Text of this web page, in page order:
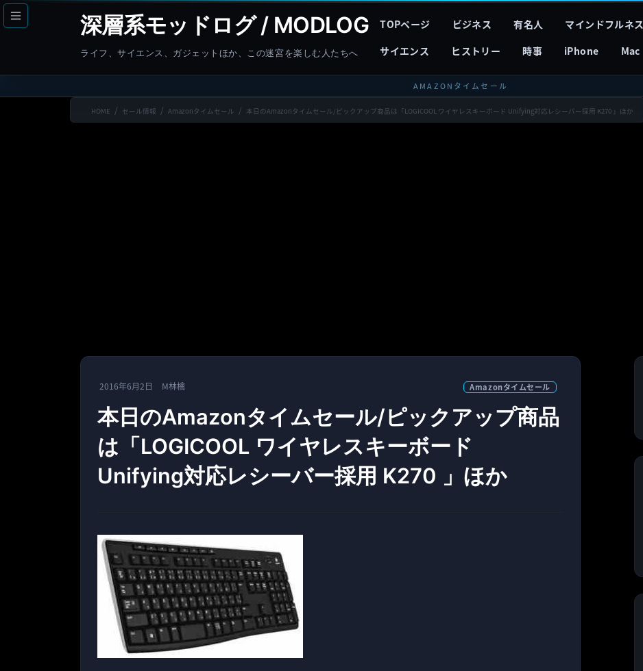
コ
ン
へ
ナ
ビ
ョ
深層系モッドログ / MODLOG
ライフ、サイエンス、ガジェットほか、この迷宮を楽しむ人たちへ
TOPページ ビジネス 有名人 マインドフルネス
サイエンス
ヒストリー 時事 iPhone Mac
AMAZONタイムセール
HOME セール情報 Amazonタイムセール 本日のAmazonタイムセール/ピックアップ商品は「LOGICOOL ワイヤレスキーボード Unifying対応レシーバー採用 K270 」ほか
2016年6月2日 M林檎 Amazonタイムセール
本日のAmazonタイムセール/ピックアップ商品
は「LOGICOOL ワイヤレスキーボード
Unifying対応レシーバー採用 K270 」ほか